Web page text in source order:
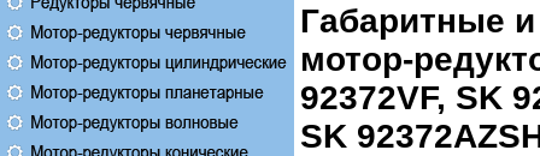
Габаритные
мотор-
92372VF, SK
SK